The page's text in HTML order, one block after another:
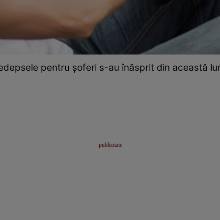
pentru șoferi s-au înăsprit din această